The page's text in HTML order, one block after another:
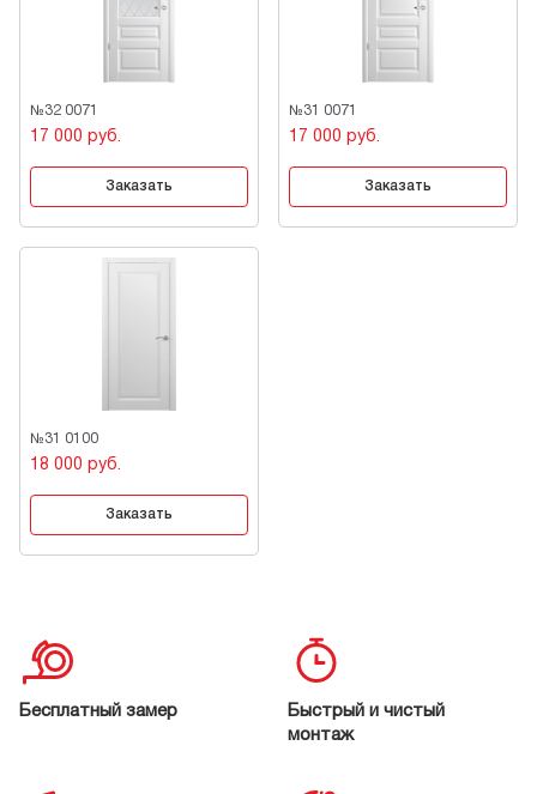
№32 0071
17 000 руб.
Заказать
№31 0071
17 000 руб.
Заказать
№31 0100
18 000 руб.
Заказать
Бесплатный замер
Быстрый и чистый
монтаж